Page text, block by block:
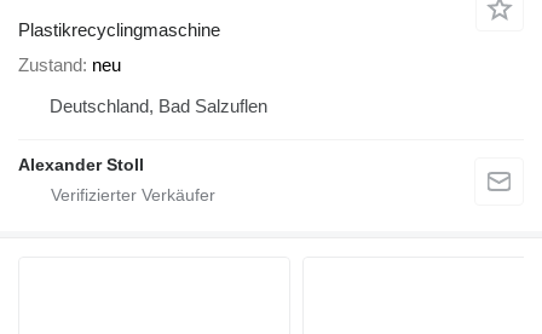
Plastikrecyclingmaschine
Zustand neu
Deutschland, Bad Salzuflen
Alexander Stoll